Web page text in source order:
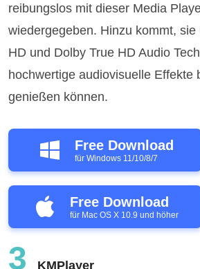
reibungslos mit dieser Media
wiedergegeben. Hinzu kommt,
HD und Dolby True HD Audio
hochwertige audiovisuelle Effekte
genießen können.
Free Download
für Windows 11/10/8/7
Free Download
für Mac OS X 10.9 und höher
3 KMPlayer